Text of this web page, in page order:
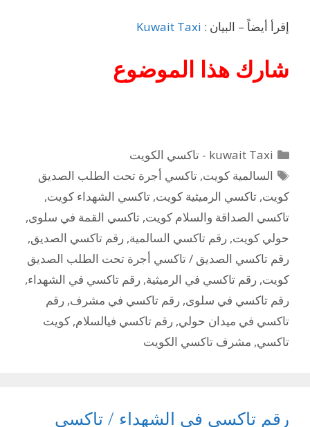
إقرأ أيضاً – البيان : Kuwait Taxi
شارك هذا الموضوع
التصنيفات
kuwait Taxi - تاكسي الكويت
الوسوم
السالمية كويت,تاكسي أجرة تحت الطلب الصديق
كويت, تاكسي الرميثية كويت, تاكسي الشهداء كويت,
تاكسي الصداقة والسلام كويت, تاكسي القمة في سلوى,
حولي كويت, رقم تاكسي السالمية, رقم تاكسي الصديق,
رقم تاكسي الصديق / تاكسي أجرة تحت الطلب الصديق
كويت, رقم تاكسي في الرميثية, رقم تاكسي في الشهداء,
رقم تاكسي في سلوى, رقم تاكسي في مشرف, رقم
تاكسي في ميدان حولي, رقم تاكسي فيالسلام, كويت
تاكسي, مشرف تاكسي الكويت
رقم تاكسي في الشهداء / تاكسي